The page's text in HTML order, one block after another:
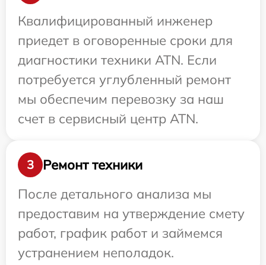
Квалифицированный инженер
приедет в оговоренные сроки для
диагностики техники ATN. Если
потребуется углубленный ремонт
мы обеспечим перевозку за наш
счет в сервисный центр ATN.
3
Ремонт техники
После детального анализа мы
предоставим на утверждение смету
работ, график работ и займемся
устранением неполадок.